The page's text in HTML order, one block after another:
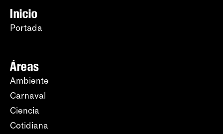
Inicio
Portada
Áreas
Ambiente
Carnaval
Ciencia
Cotidiana